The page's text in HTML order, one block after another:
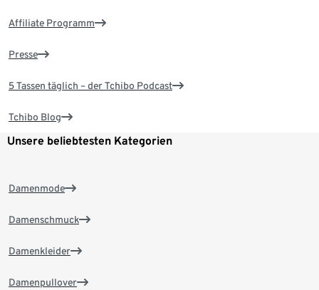
Affiliate Programm
Presse
5 Tassen täglich – der Tchibo Podcast
Tchibo Blog
Unsere beliebtesten Kategorien
Damenmode
Damenschmuck
Damenkleider
Damenpullover